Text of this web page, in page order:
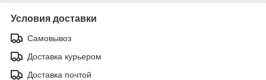
Условия доставки
Самовывоз
Доставка курьером
Доставка почтой